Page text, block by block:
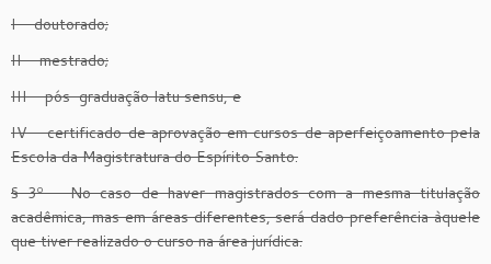
I – doutorado;
II – mestrado;
III – pós-graduação latu sensu, e
IV – certificado de aprovação em cursos de aperfeiçoamento pela
Escola da Magistratura do Espírito Santo.
§ 3º – No caso de haver magistrados com a mesma titulação
acadêmica, mas em áreas diferentes, será dado preferência àquele
que tiver realizado o curso na área jurídica.